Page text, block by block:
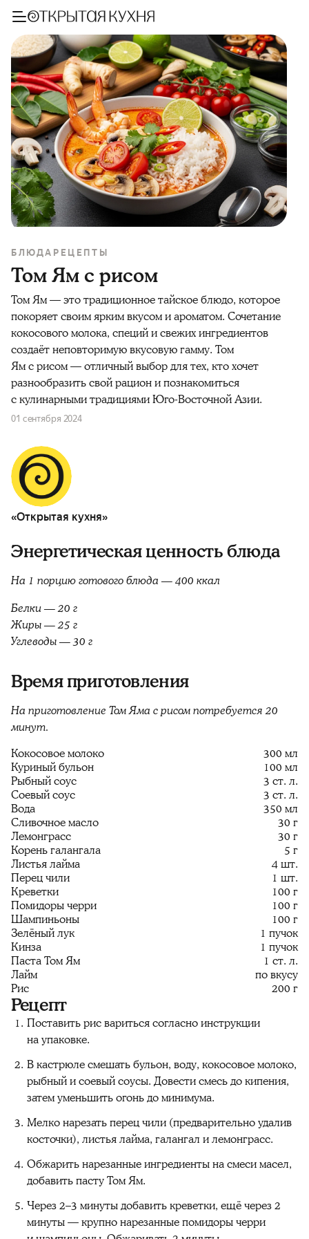
БЛЮДА РЕЦЕПТЫ
Том Ям с рисом
Том Ям — это традиционное тайское блюдо, которое
покоряет своим ярким вкусом и ароматом. Сочетание
кокосового молока, специй и свежих ингредиентов
создаёт неповторимую вкусовую гамму. Том
Ям с рисом — отличный выбор для тех, кто хочет
разнообразить свой рацион и познакомиться
с кулинарными традициями Юго-Восточной Азии.
01 сентября 2024
«Открытая кухня»
Энергетическая ценность блюда
На 1 порцию готового блюда — 400 ккал
Белки — 20 г
Жиры — 25 г
Углеводы — 30 г
Время приготовления
На приготовление Том Яма с рисом потребуется 20
минут.
Кокосовое молоко
300 мл
Куриный бульон
100 мл
Рыбный соус
3 ст. л.
Соевый соус
3 ст. л.
Вода
350 мл
Сливочное масло
30 г
Лемонграсс
30 г
Корень галангала
5 г
Листья лайма
4 шт.
Перец чили
1 шт.
Креветки
100 г
Помидоры черри
100 г
Шампиньоны
100 г
Зелёный лук
1 пучок
Кинза
1 пучок
Паста Том Ям
1 ст. л.
Лайм
по вкусу
Рис
200 г
Рецепт
Поставить рис вариться согласно инструкции
на упаковке.
В кастрюле смешать бульон, воду, кокосовое молоко,
рыбный и соевый соусы. Довести смесь до кипения,
затем уменьшить огонь до минимума.
Мелко нарезать перец чили (предварительно удалив
косточки), листья лайма, галангал и лемонграсс.
Обжарить нарезанные ингредиенты на смеси масел,
добавить пасту Том Ям.
Через 2–3 минуты добавить креветки, ещё через 2
минуты — крупно нарезанные помидоры черри